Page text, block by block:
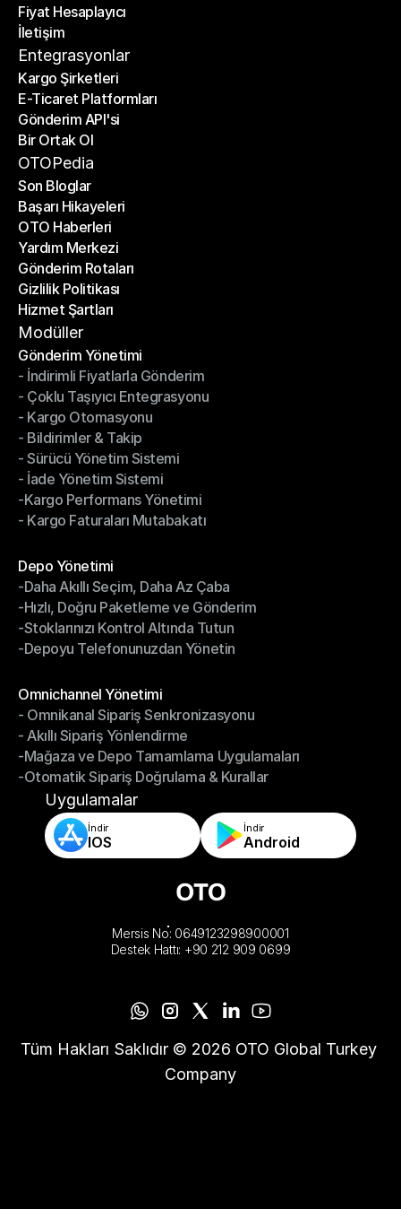
Planlar
Fiyat Hesaplayıcı
Fiyat Hesaplayıcı
İletişim
İletişim
Entegrasyonlar
Kargo Şirketleri
Kargo Şirketleri
E-Ticaret Platformları
E-Ticaret Platformları
Gönderim API'si
Gönderim API'si
Bir Ortak Ol
Bir Ortak Ol
OTOPedia
Son Bloglar
Son Bloglar
Başarı Hikayeleri
Başarı Hikayeleri
OTO Haberleri
OTO Haberleri
Yardım Merkezi
Yardım Merkezi
Gönderim Rotaları
Gönderim Rotaları
Gizlilik Politikası
Gizlilik Politikası
Hizmet Şartları
Hizmet Şartları
Modüller
Gönderim Yönetimi
Gönderim Yönetimi
- İndirimli Fiyatlarla Gönderim
- İndirimli Fiyatlarla Gönderim
- Çoklu Taşıyıcı Entegrasyonu
- Çoklu Taşıyıcı Entegrasyonu
- Kargo Otomasyonu
- Kargo Otomasyonu
- Bildirimler & Takip
- Bildirimler & Takip
- Sürücü Yönetim Sistemi
- Sürücü Yönetim Sistemi
- İade Yönetim Sistemi
- İade Yönetim Sistemi
-Kargo Performans Yönetimi
-Kargo Performans Yönetimi
- Kargo Faturaları Mutabakatı
Depo Yönetimi
Depo Yönetimi
-Daha Akıllı Seçim, Daha Az Çaba
-Daha Akıllı Seçim, Daha Az Çaba
-Hızlı, Doğru Paketleme ve Gönderim
-Hızlı, Doğru Paketleme ve Gönderim
-Stoklarınızı Kontrol Altında Tutun
-Stoklarınızı Kontrol Altında Tutun
-Depoyu Telefonunuzdan Yönetin
Omnichannel Yönetimi
Omnichannel Yönetimi
- Omnikanal Sipariş Senkronizasyonu
- Omnikanal Sipariş Senkronizasyonu
- Akıllı Sipariş Yönlendirme
- Akıllı Sipariş Yönlendirme
-Mağaza ve Depo Tamamlama Uygulamaları
-Mağaza ve Depo Tamamlama Uygulamaları
-Otomatik Sipariş Doğrulama & Kurallar
-Otomatik Sipariş Doğrulama & Kurallar
Uygulamalar
İndir
IOS
İndir
Android
Mersis No: 0649123298900001
Destek Hattı: +90 212 909 0699
Tüm Hakları Saklıdır © 2026 OTO Global Turkey
Company